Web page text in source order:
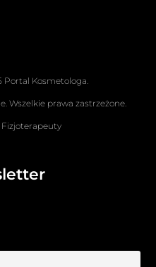
Portal Kosmetologa.
Wszelkie prawa zastrzeżone.